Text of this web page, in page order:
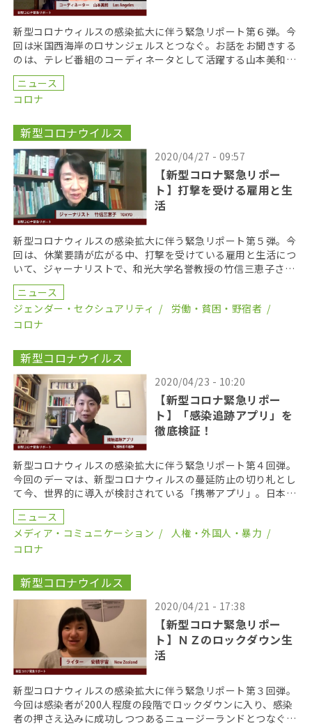
新型コロナウィルスの感染拡大に伴う緊急リポート第６弾。今
回は米国西海岸のロサンジェルスとつなぐ。お話をお聞きする
のは、テレビ番組のコーディネータとして活躍する山本美和さ
ん。 東海岸のニューヨーク州に比べ、感染者や死者数が […]
ニュース
コロナ
新型コロナウイルス
2020/04/27 - 09:57
【新型コロナ緊急リポー
ト】打撃を受ける雇用と生
活
新型コロナウィルスの感染拡大に伴う緊急リポート第５弾。今
回は、休業要請が広がる中、打撃を受けている雇用と生活につ
いて、ジャーナリストで、和光大学名誉教授の竹信三恵子さん
にお話を伺う。 非正規雇用の女性から全職種に影響 労 […]
ニュース
ジェンダー・セクシュアリティ
労働・貧困・野宿者
コロナ
新型コロナウイルス
2020/04/23 - 10:20
【新型コロナ緊急リポー
ト】「感染追跡アプリ」を
徹底検証！
新型コロナウィルスの感染拡大に伴う緊急リポート第４回弾。
今回のデーマは、新型コロナウィルスの蔓延防止の切り札とし
て今、世界的に導入が検討されている「携帯アプリ」。日本政
府も、濃厚接触者を追跡する携帯アプリの早期導入を目指 […]
ニュース
メディア・コミュニケーション
人権・外国人・暴力
コロナ
新型コロナウイルス
2020/04/21 - 17:38
【新型コロナ緊急リポー
ト】ＮＺのロックダウン生
活
新型コロナウィルスの感染拡大に伴う緊急リポート第３回弾。
今回は感染者が200人程度の段階でロックダウンに入り、感染
者の押さえ込みに成功しつつあるニュージーランドとつなぐ。